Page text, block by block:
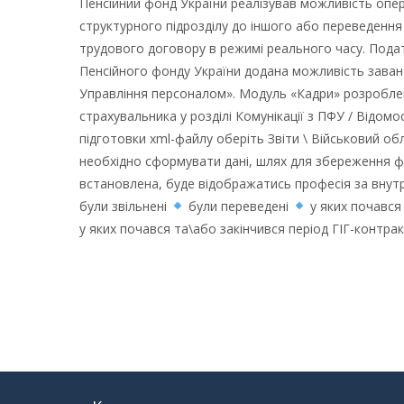
структурного підрозділу до іншого або
трудового договору в режимі реального часу.
Пенсійного фонду України додана можливість
Управління персоналом». Модуль «Кадри»
страхувальника у розділі Комунікації з ПФУ /
підготовки xml-файлу оберіть Звіти \ Військовий
необхідно сформувати дані, шлях для збереження
встановлена, буде відображатись професія за
були звільнені
були переведені
у яких
у яких почався та\або закінчився період ГІГ-